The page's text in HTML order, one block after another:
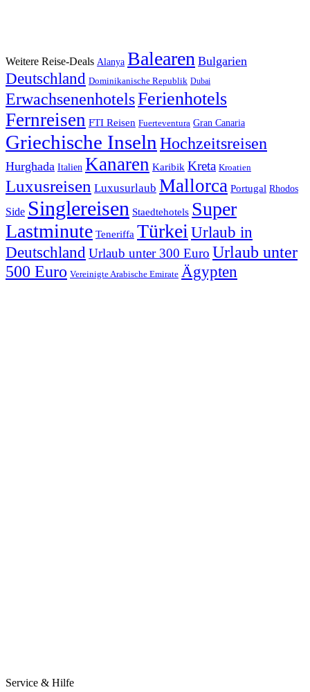
Weitere Reise-Deals Alanya Balearen Bulgarien
Deutschland Dominikanische Republik Dubai
ErwachsenenhotelsFerienhotels
Fernreisen FTI Reisen Fuerteventura Gran Canaria
Griechische Inseln Hochzeitsreisen
Hurghada Italien Kanaren Karibik Kreta Kroatien
Luxusreisen Luxusurlaub Mallorca Portugal Rhodos
Side Singlereisen Staedtehotels Super
Lastminute Teneriffa Türkei Urlaub in
DeutschlandUrlaub unter 300 Euro Urlaub unter
500 Euro Vereinigte Arabische Emirate Ägypten
Service & Hilfe